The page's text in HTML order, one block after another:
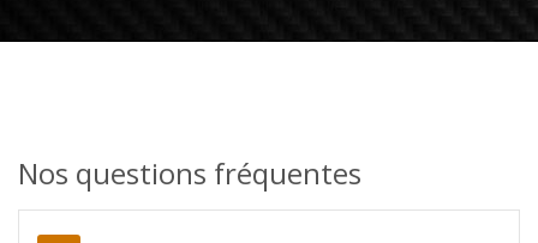
Nos questions fréquentes